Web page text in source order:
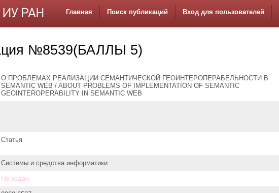
Главная Поиск публикаций Вход для пользователей
№8539(БАЛЛЫ 5)
О ПРОБЛЕМАХ РЕАЛИЗАЦИИ СЕМАНТИЧЕСКОЙ ГЕОИНТЕРОПЕРАБЕЛЬНОСТИ В
SEMANTIC WEB / ABOUT PROBLEMS OF IMPLEMENTATION OF SEMANTIC
GEOINTEROPERABILITY IN SEMANTIC WEB
Статья
Системы и средства информатики
Не задан